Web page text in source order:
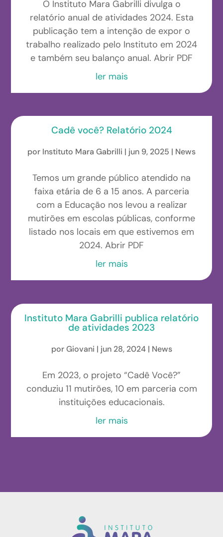
O Instituto Mara Gabrilli divulga o
relatório anual de atividades 2024. Esta
publicação tem a intenção de expor o
trabalho realizado pelo Instituto em 2024
e também seu balanço anual. Abrir PDF
ler mais
Cadê você? Relatório 2024
por Instituto Mara Gabrilli | jun 9, 2025 | News
Temos um grande público atendido na
faixa etária de 6 a 15 anos. A parceria
com a Educação nos levou a realizar
mutirões em escolas públicas, conforme
listado nos locais em que estivemos em
2024. Abrir PDF
ler mais
Instituto Mara Gabrilli publica relatório
de atividades 2023
porGiovani | jun 28, 2024| News
Em 2023, o projeto “Cadê Você?”
conduziu 11 mutirões, 10 em parceria com
instituições educacionais.
ler mais